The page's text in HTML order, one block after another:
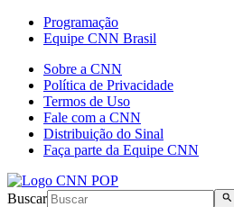
Programação
Equipe CNN Brasil
Sobre a CNN
Política de Privacidade
Termos de Uso
Fale com a CNN
Distribuição do Sinal
Faça parte da Equipe CNN
Buscar